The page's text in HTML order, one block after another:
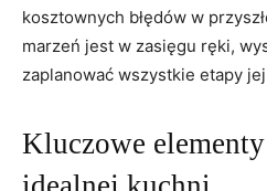
kosztownych błędów w
marzeń jest w zasięgu ręki,
zaplanować wszystkie etapy
Kluczowe